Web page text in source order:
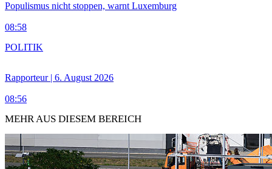
Populismus nicht stoppen, warnt Luxemburg
08:58
Rapporteur | 6. August 2026
08:56
POLITIK
MEHR AUS DIESEM BEREICH